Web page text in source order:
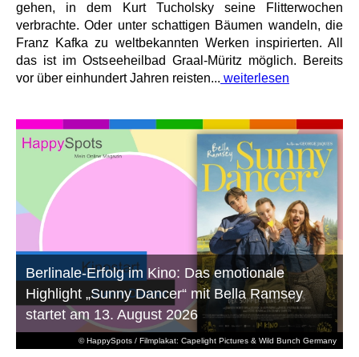
gehen, in dem Kurt Tucholsky seine Flitterwochen
verbrachte. Oder unter schattigen Bäumen wandeln, die
Franz Kafka zu weltbekannten Werken inspirierten. All
das ist im Ostseeheilbad Graal-Müritz möglich. Bereits
vor über einhundert Jahren reisten... weiterlesen
© HappySpots / Filmplakat: Capelight Pictures & Wild Bunch Germany
Berlinale-Erfolg im Kino: Das emotionale
Highlight „Sunny Dancer“ mit Bella Ramsey
startet am 13. August 2026